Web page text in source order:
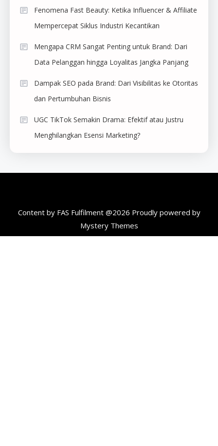
Fenomena Fast Beauty: Ketika Influencer & Affiliate
Mempercepat Siklus Industri Kecantikan
Mengapa CRM Sangat Penting untuk Brand: Dari
Data Pelanggan hingga Loyalitas Jangka Panjang
Dampak SEO pada Brand: Dari Visibilitas ke Otoritas
dan Pertumbuhan Bisnis
UGC TikTok Semakin Drama: Efektif atau Justru
Menghilangkan Esensi Marketing?
Content by FAS Fulfilment @2026 Proudly powered by
Mystery Themes